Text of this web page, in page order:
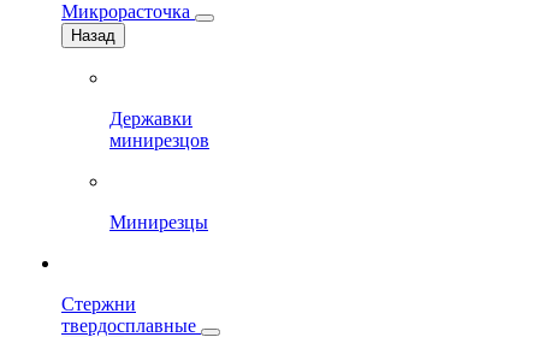
Микрорасточка
Назад
Державки
минирезцов
Минирезцы
Стержни
твердосплавные